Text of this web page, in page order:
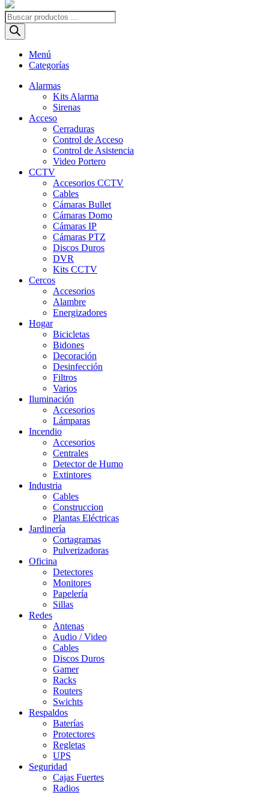
Búsqueda
de
productos
Menú
Categorías
Alarmas
Kits Alarma
Sirenas
Acceso
Cerraduras
Control de Acceso
Control de Asistencia
Video Portero
CCTV
Accesorios CCTV
Cables
Cámaras Bullet
Cámaras Domo
Cámaras IP
Cámaras PTZ
Discos Duros
DVR
Kits CCTV
Cercos
Accesorios
Alambre
Energizadores
Hogar
Bicicletas
Bidones
Decoración
Desinfección
Filtros
Varios
Iluminación
Accesorios
Lámparas
Incendio
Accesorios
Centrales
Detector de Humo
Extintores
Industria
Cables
Construccion
Plantas Eléctricas
Jardinería
Cortagramas
Pulverizadoras
Oficina
Detectores
Monitores
Papelería
Sillas
Redes
Antenas
Audio / Video
Cables
Discos Duros
Gamer
Racks
Routers
Swichts
Respaldos
Baterías
Protectores
Regletas
UPS
Seguridad
Cajas Fuertes
Radios